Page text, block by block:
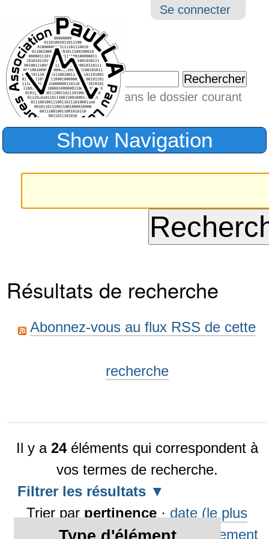
Outils
Se connecter
Chercher par
Seulement dans le dossier courant
Recherche
Show Navigation
Résultats de recherche
Abonnez-vous au flux RSS de cette
recherche
Il y a 24éléments qui correspondent à
vos termes de recherche.
Filtrer les résultats
Trier par pertinence · date (le plus
récent en premier) · alphabétiquement